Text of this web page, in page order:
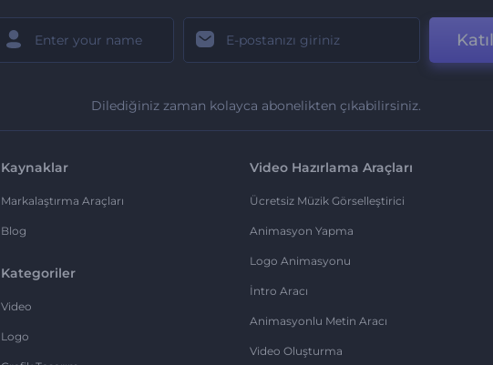
Katıl
Dilediğiniz zaman kolayca abonelikten çıkabilirsiniz.
Kaynaklar
Markalaştırma Araçları
Blog
Kategoriler
Video
Logo
Video Hazırlama Araçları
Ücretsiz Müzik Görselleştirici
Animasyon Yapma
Logo Animasyonu
İntro Aracı
Animasyonlu Metin Aracı
Video Oluşturma